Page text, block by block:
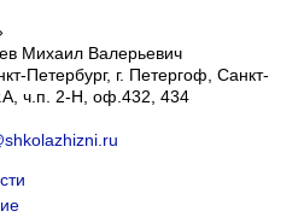
Михаил Валерьевич
Петербург, г. Петергоф, Санкт-
ч.п. 2-Н, оф.432, 434